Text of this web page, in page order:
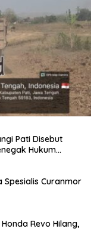
Pati Disebut
Hukum
Spesialis Curanmor
Revo Hilang,